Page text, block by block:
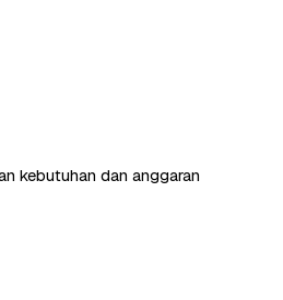
kebutuhan dan anggaran